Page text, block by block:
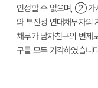
인정할 수 없으며, ② 가
와 부진정 연대채무자의
채무가 남자친구의 변제
구를 모두 기각하였습니